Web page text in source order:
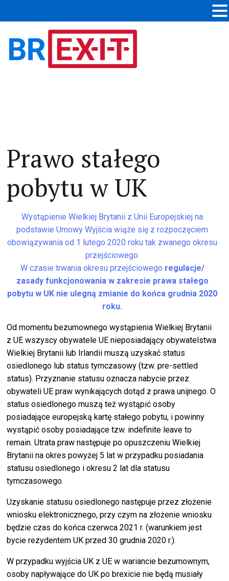
Prawo stałego
pobytu w UK
Wystąpienie Wielkiej Brytanii z Unii Europejskiej na
podstawie Umowy Wyjścia wiąże się z rozpoczęciem
obowiązywania od 1 lutego 2020 roku tak zwanego okresu
przejściowego.
W czasie trwania okresu przejściowego regulacje/
zasady funkcjonowania w zakresie prawa stałego
pobytu w UK nie ulegną zmianie do końca grudnia 2020
roku.
Od momentu bezumownego wystąpienia Wielkiej Brytanii
z UE wszyscy obywatele UE nieposiadający obywatelstwa
Wielkiej Brytanii lub Irlandii muszą uzyskać status
osiedlonego lub status tymczasowy (tzw. pre-settled
status). Przyznanie statusu oznacza nabycie przez
obywateli UE praw wynikających dotąd z prawa unijnego. O
status osiedlonego muszą też wystąpić osoby
posiadające europejską kartę stałego pobytu, i powinny
wystąpić osoby posiadające tzw. indefinite leave to
remain. Utrata praw następuje po opuszczeniu Wielkiej
Brytanii na okres powyżej 5 lat w przypadku posiadania
statusu osiedlonego i okresu 2 lat dla statusu
tymczasowego.
Uzyskanie statusu osiedlonego następuje przez złożenie
wniosku elektronicznego, przy czym na złożenie wniosku
będzie czas do końca czerwca 2021 r. (warunkiem jest
bycie rezydentem UK przed 30 grudnia 2020 r.).
W przypadku wyjścia UK z UE w wariancie bezumownym,
osoby napływające do UK po brexicie nie będą musiały